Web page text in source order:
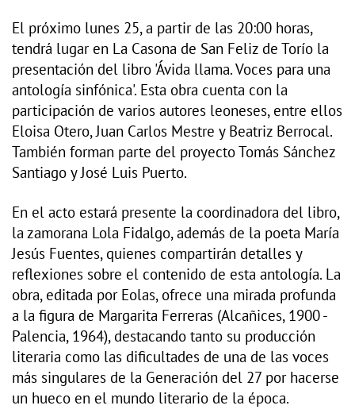
El próximo lunes 25, a partir de las 20:00 horas,
tendrá lugar en La Casona de San Feliz de Torío la
presentación del libro 'Ávida llama. Voces para una
antología sinfónica'. Esta obra cuenta con la
participación de varios autores leoneses, entre ellos
Eloisa Otero, Juan Carlos Mestre y Beatriz Berrocal.
También forman parte del proyecto Tomás Sánchez
Santiago y José Luis Puerto.
En el acto estará presente la coordinadora del libro,
la zamorana Lola Fidalgo, además de la poeta María
Jesús Fuentes, quienes compartirán detalles y
reflexiones sobre el contenido de esta antología. La
obra, editada por Eolas, ofrece una mirada profunda
a la figura de Margarita Ferreras (Alcañices, 1900 -
Palencia, 1964), destacando tanto su producción
literaria como las dificultades de una de las voces
más singulares de la Generación del 27 por hacerse
un hueco en el mundo literario de la época.